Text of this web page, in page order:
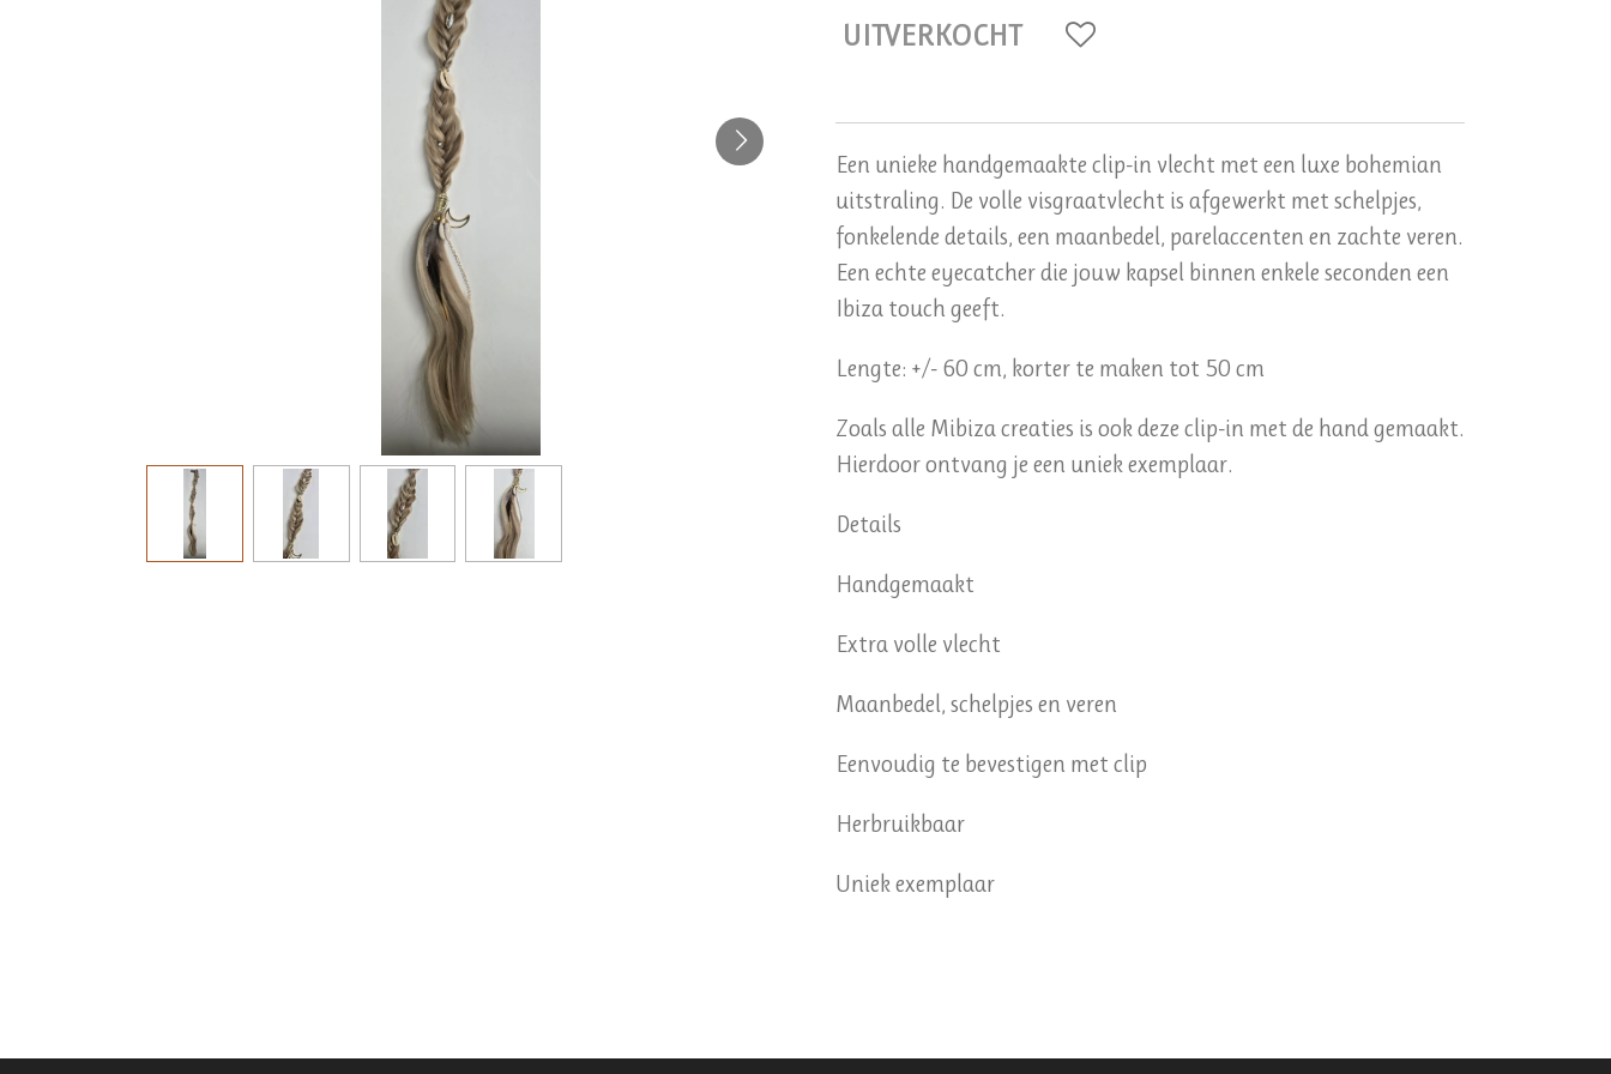
UITVERKOCHT
Een unieke handgemaakte clip-in vlecht met een luxe bohemian
uitstraling. De volle visgraatvlecht is afgewerkt met schelpjes,
fonkelende details, een maanbedel, parelaccenten en zachte veren.
Een echte eyecatcher die jouw kapsel binnen enkele seconden een
Ibiza touch geeft.
Lengte: +/- 60 cm, korter te maken tot 50 cm
Zoals alle Mibiza creaties is ook deze clip-in met de hand gemaakt.
Hierdoor ontvang je een uniek exemplaar.
Details
Handgemaakt
Extra volle vlecht
Maanbedel, schelpjes en veren
Eenvoudig te bevestigen met clip
Herbruikbaar
Uniek exemplaar